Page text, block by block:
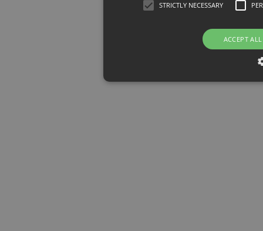
STRICTLY NECESSARY
ACCEPT ALL